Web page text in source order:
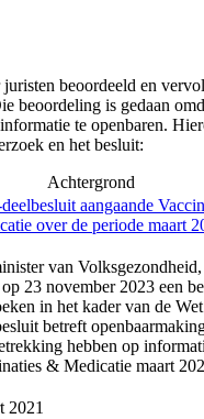
beoordeeld en
beoordeling is gedaan
te openbaren.
en het besluit:
Achtergrond
aangaande
over de periode maart
van
23 november 2023 een
in het kader van de
betreft
hebben op
& Medicatie maart
2021